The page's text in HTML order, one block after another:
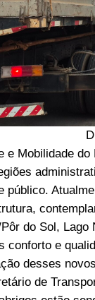
e Mobilidade
público.
do Sol, Lago
conforto e
desses
de